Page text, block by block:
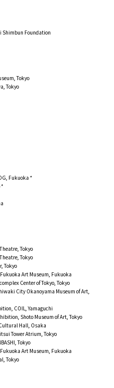
Shimbun Foundation
Tokyo
Tokyo
Fukuoka *
*
Tokyo
Tokyo
Tokyo
Art Museum, Fukuoka
Center of Tokyo, Tokyo
City Okanoyama Museum of Art,
COIL, Yamaguchi
Shoto Museum of Art, Tokyo
Hall, Osaka
Tower Atrium, Tokyo
Tokyo
Art Museum, Fukuoka
Tokyo